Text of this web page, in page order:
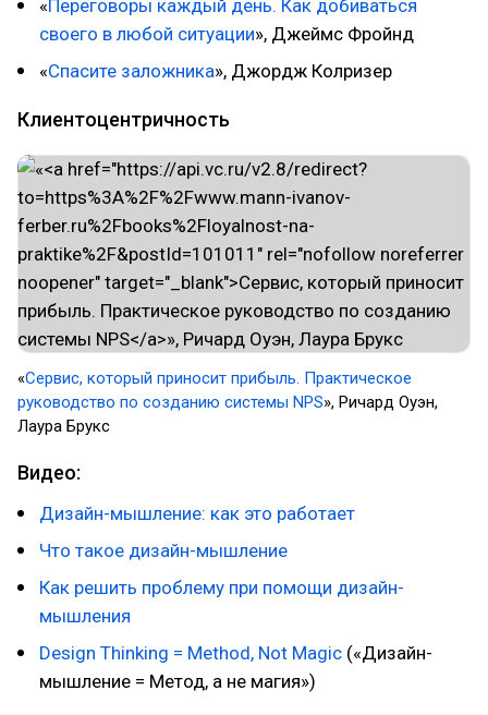
«Переговоры каждый день. Как добиваться
своего в любой ситуации», Джеймс Фройнд
«Спасите заложника», Джордж Колризер
Клиентоцентричность
​«Сервис, который приносит прибыль. Практическое
руководство по созданию системы NPS», Ричард Оуэн,
Лаура Брукс
Видео:
Дизайн-мышление: как это работает
Что такое дизайн-мышление
Как решить проблему при помощи дизайн-
мышления
Design Thinking = Method, Not Magic («Дизайн-
мышление = Метод, а не магия»)